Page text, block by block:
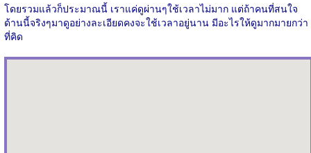
โดยรวมแล้วก็ประมาณนี้ เราแค่ดูผ่านๆใช้เวลาไม่มาก แต่ถ้าคนที่สนใจ
ด้านนี้จริงๆมาดูอย่างละเอียดคงจะใช้เวลาอยู่นาน มีอะไรให้ดูมากมายกว่า
ที่คิด